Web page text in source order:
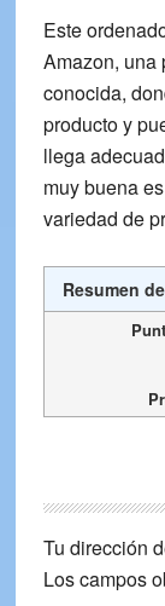
Este
Amazon, una
conocida,
producto y
llega
muy buena es
variedad de
Resumen
Tu dirección
Los campos